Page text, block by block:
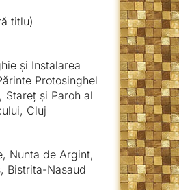
titlu)
și Instalarea
Protosinghel
Stareț și Paroh al
Cluj
Nunta de Argint,
Bistrita-Nasaud